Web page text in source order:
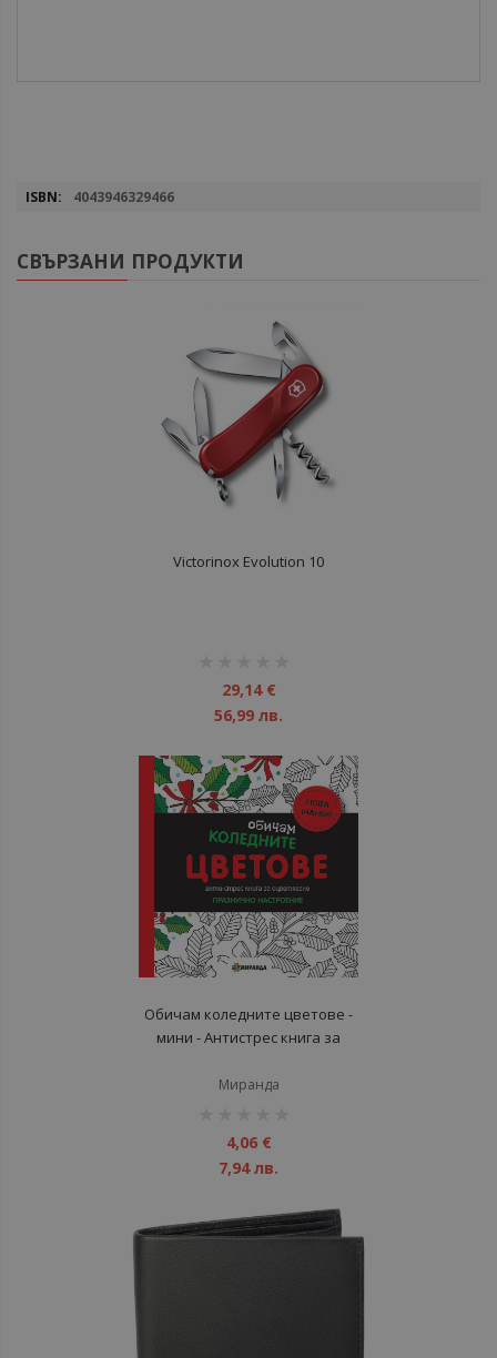
Повече
4043946329466
СВЪРЗАНИ ПРОДУКТИ
Victorinox Evolution 10
29,14 €
56,99 лв.
Обичам коледните цветове -
мини - Антистрес книга за
настроение
Миранда
4,06 €
7,94 лв.